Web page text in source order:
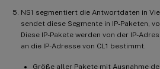
NS1 segmentiert die Antwortdaten in
sendet diese Segmente in IP-Paketen,
Diese IP-Pakete werden von der IP-
an die IP-Adresse von CL1 bestimmt.
Größe aller Pakete mit Ausnahme